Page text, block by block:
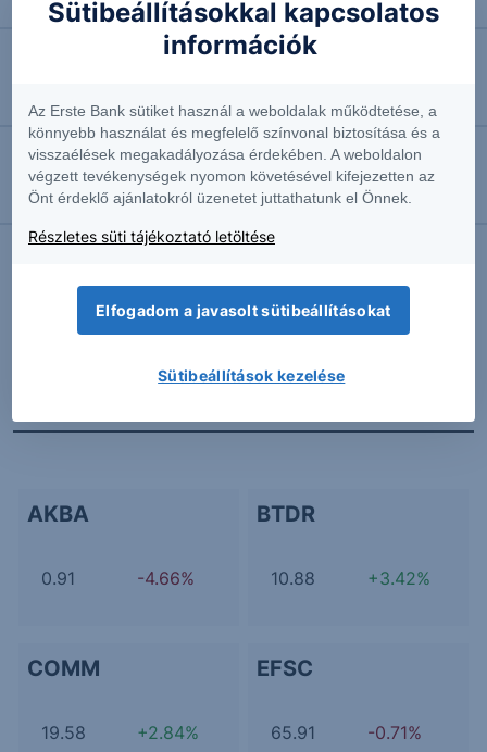
Négyhavi mélyponton a forint
EURUSD: munkapiaci jelentésre várva
2026.08.07. 10:37
Megint emelkedésben az olaj
További Erste elemzések
AKBA
0.91 -4.66%
BTDR
10.88 +3.42%
COMM
19.58 +2.84%
EFSC
65.91 -0.71%
Sütibeállításokkal kapcsolatos
információk
Az Erste Bank sütiket használ a weboldalak működtetése, a
könnyebb használat és megfelelő színvonal biztosítása és a
visszaélések megakadályozása érdekében. A weboldalon
végzett tevékenységek nyomon követésével kifejezetten az
Önt érdeklő ajánlatokról üzenetet juttathatunk el Önnek.
Részletes süti tájékoztató letöltése
Elfogadom a javasolt sütibeállításokat
Sütibeállítások kezelése